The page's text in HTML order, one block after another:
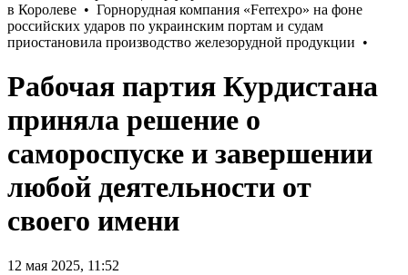
Рабочая партия Курдистана
приняла решение о
самороспуске и завершении
любой деятельности от
своего имени
12 мая 2025, 11:52